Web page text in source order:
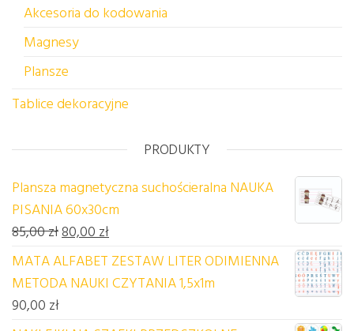
Akcesoria do kodowania
Magnesy
Plansze
Tablice dekoracyjne
PRODUKTY
Plansza magnetyczna suchościeralna NAUKA
PISANIA 60x30cm
85,00złPierwotna cena wynosiła: 85,00 zł.
80,00 złAktualna cena wynosi: 80,00 zł.
MATA ALFABET ZESTAW LITER ODIMIENNA
METODA NAUKI CZYTANIA 1,5x1m
90,00 zł